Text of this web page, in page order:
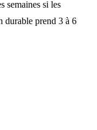
semaines si les
durable prend 3 à 6